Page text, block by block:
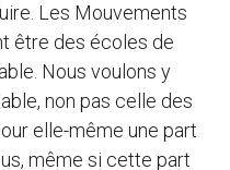
Les Mouvements
être des écoles de
Nous voulons y
non pas celle des
elle-même une part
même si cette part